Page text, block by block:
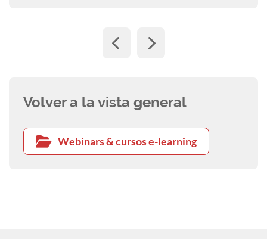
Volver a la vista general
Webinars & cursos e-learning